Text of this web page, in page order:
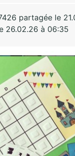
partagée le
26.02.26 à 06:35